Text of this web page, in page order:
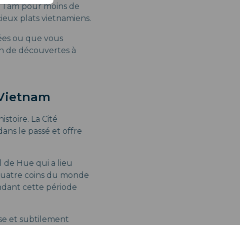
pour moins de
plats vietnamiens.
ou que vous
de découvertes à
La Cité
le passé et offre
de Hue qui a lieu
coins du monde
cette période
et subtilement